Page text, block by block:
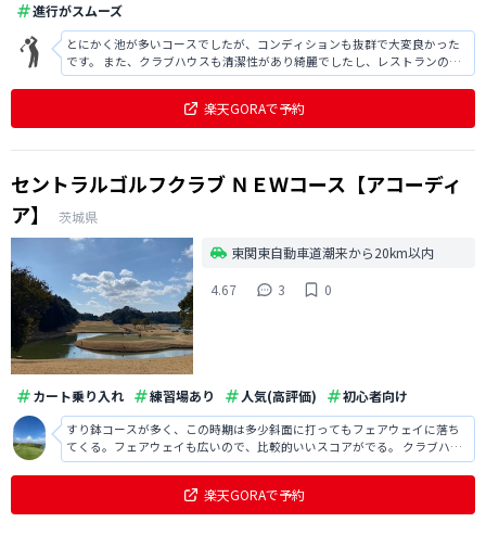
進行がスムーズ
とにかく池が多いコースでしたが、コンディションも抜群で大変良かった
です。 また、クラブハウスも清潔性があり綺麗でしたし、レストランのメ
ニューは大変充実していました。
楽天GORAで予約
セントラルゴルフクラブ ＮＥＷコース【アコーディ
ア】
茨城県
東関東自動車道潮来から20km以内
4.67
3 0
カート乗り入れ 練習場あり 人気(高評価) 初心者向け
すり鉢コースが多く、この時期は多少斜面に打ってもフェアウェイに落ち
てくる。フェアウェイも広いので、比較的いいスコアがでる。 クラブハウ
スはオシャレ。 見晴らしのいいテラスもあるのはいいけど、喫煙者が当た
ストランは別棟にあり、ボック楽天GORAで予約